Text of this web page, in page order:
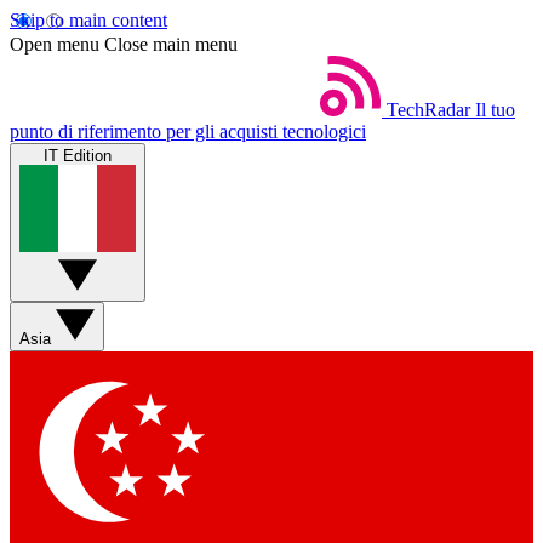
Skip to main content
Open menu Close main menu
TechRadar Il tuo
punto di riferimento per gli acquisti tecnologici
IT Edition
Asia